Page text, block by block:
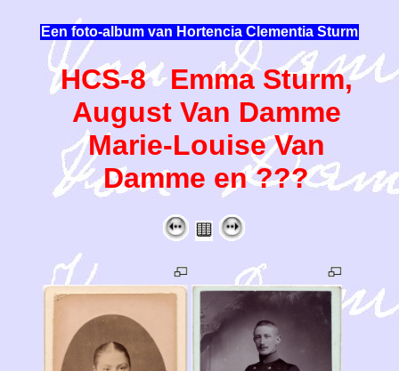
Een foto-album van Hortencia Clementia Sturm
HCS-8 Emma Sturm,
August Van Damme
Marie-Louise Van
Damme en ???